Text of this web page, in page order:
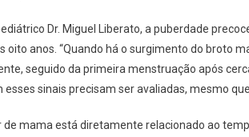
Dr. Miguel Liberato, a puberdade
oito anos. “Quando há o surgimento do broto
seguido da primeira menstruação após
sinais precisam ser avaliadas, mesmo
de mama está diretamente relacionado ao